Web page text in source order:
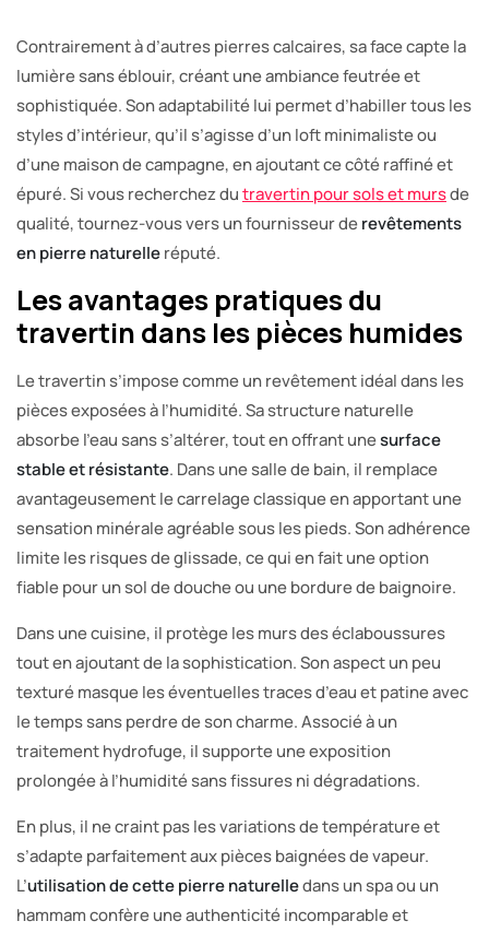
Contrairement à d’autres pierres calcaires, sa face capte la
lumière sans éblouir, créant une ambiance feutrée et
sophistiquée. Son adaptabilité lui permet d’habiller tous les
styles d’intérieur, qu’il s’agisse d’un loft minimaliste ou
d’une maison de campagne, en ajoutant ce côté raffiné et
épuré. Si vous recherchez dutravertin pour sols et mursde
qualité, tournez-vous vers un fournisseur derevêtements
en pierre naturelleréputé.
Les avantages pratiques du
travertin dans les pièces humides
Le travertin s’impose comme un revêtement idéal dans les
pièces exposées à l’humidité. Sa structure naturelle
absorbe l’eau sans s’altérer, tout en offrant unesurface
stable et résistante. Dans une salle de bain, il remplace
avantageusement le carrelage classique en apportant une
sensation minérale agréable sous les pieds. Son adhérence
limite les risques de glissade, ce qui en fait une option
fiable pour un sol de douche ou une bordure de baignoire.
Dans une cuisine, il protège les murs des éclaboussures
tout en ajoutant de la sophistication. Son aspect un peu
texturé masque les éventuelles traces d’eau et patine avec
le temps sans perdre de son charme. Associé à un
traitement hydrofuge, il supporte une exposition
prolongée à l’humidité sans fissures ni dégradations.
En plus, il ne craint pas les variations de température et
s’adapte parfaitement aux pièces baignées de vapeur.
L’utilisation de cette pierre naturelledans un spa ou un
hammam confère une authenticité incomparable et